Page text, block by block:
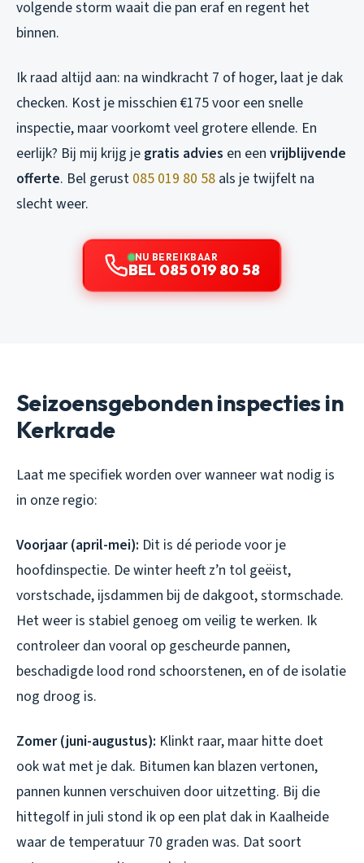
volgende storm waait die pan eraf en regent het
binnen.
Ik raad altijd aan: na windkracht 7 of hoger, laat je dak
checken. Kost je misschien €175 voor een snelle
inspectie, maar voorkomt veel grotere ellende. En
eerlijk? Bij mij krijg je gratis advies en een vrijblijvende
offerte. Bel gerust 085 019 80 58 als je twijfelt na
slecht weer.
NU BEREIKBAAR
BEL 085 019 80 58
Seizoensgebonden inspecties in
Kerkrade
Laat me specifiek worden over wanneer wat nodig is
in onze regio:
Voorjaar (april-mei): Dit is dé periode voor je
hoofdinspectie. De winter heeft z’n tol geëist,
vorstschade, ijsdammen bij de dakgoot, stormschade.
Het weer is stabiel genoeg om veilig te werken. Ik
controleer dan vooral op gescheurde pannen,
beschadigde lood rond schoorstenen, en of de isolatie
nog droog is.
Zomer (juni-augustus): Klinkt raar, maar hitte doet
ook wat met je dak. Bitumen kan blazen vertonen,
pannen kunnen verschuiven door uitzetting. Bij die
hittegolf in juli stond ik op een plat dak in Kaalheide
waar de temperatuur 70 graden was. Dat soort